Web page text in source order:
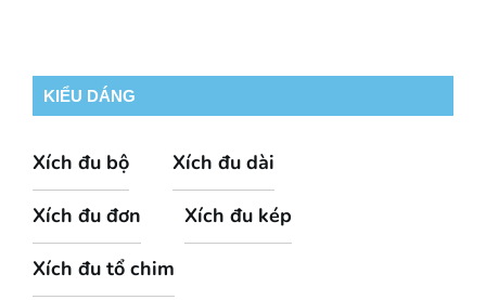
KIỂU DÁNG
Xích đu bộ Xích đu dài
Xích đu đơn Xích đu kép
Xích đu tổ chim